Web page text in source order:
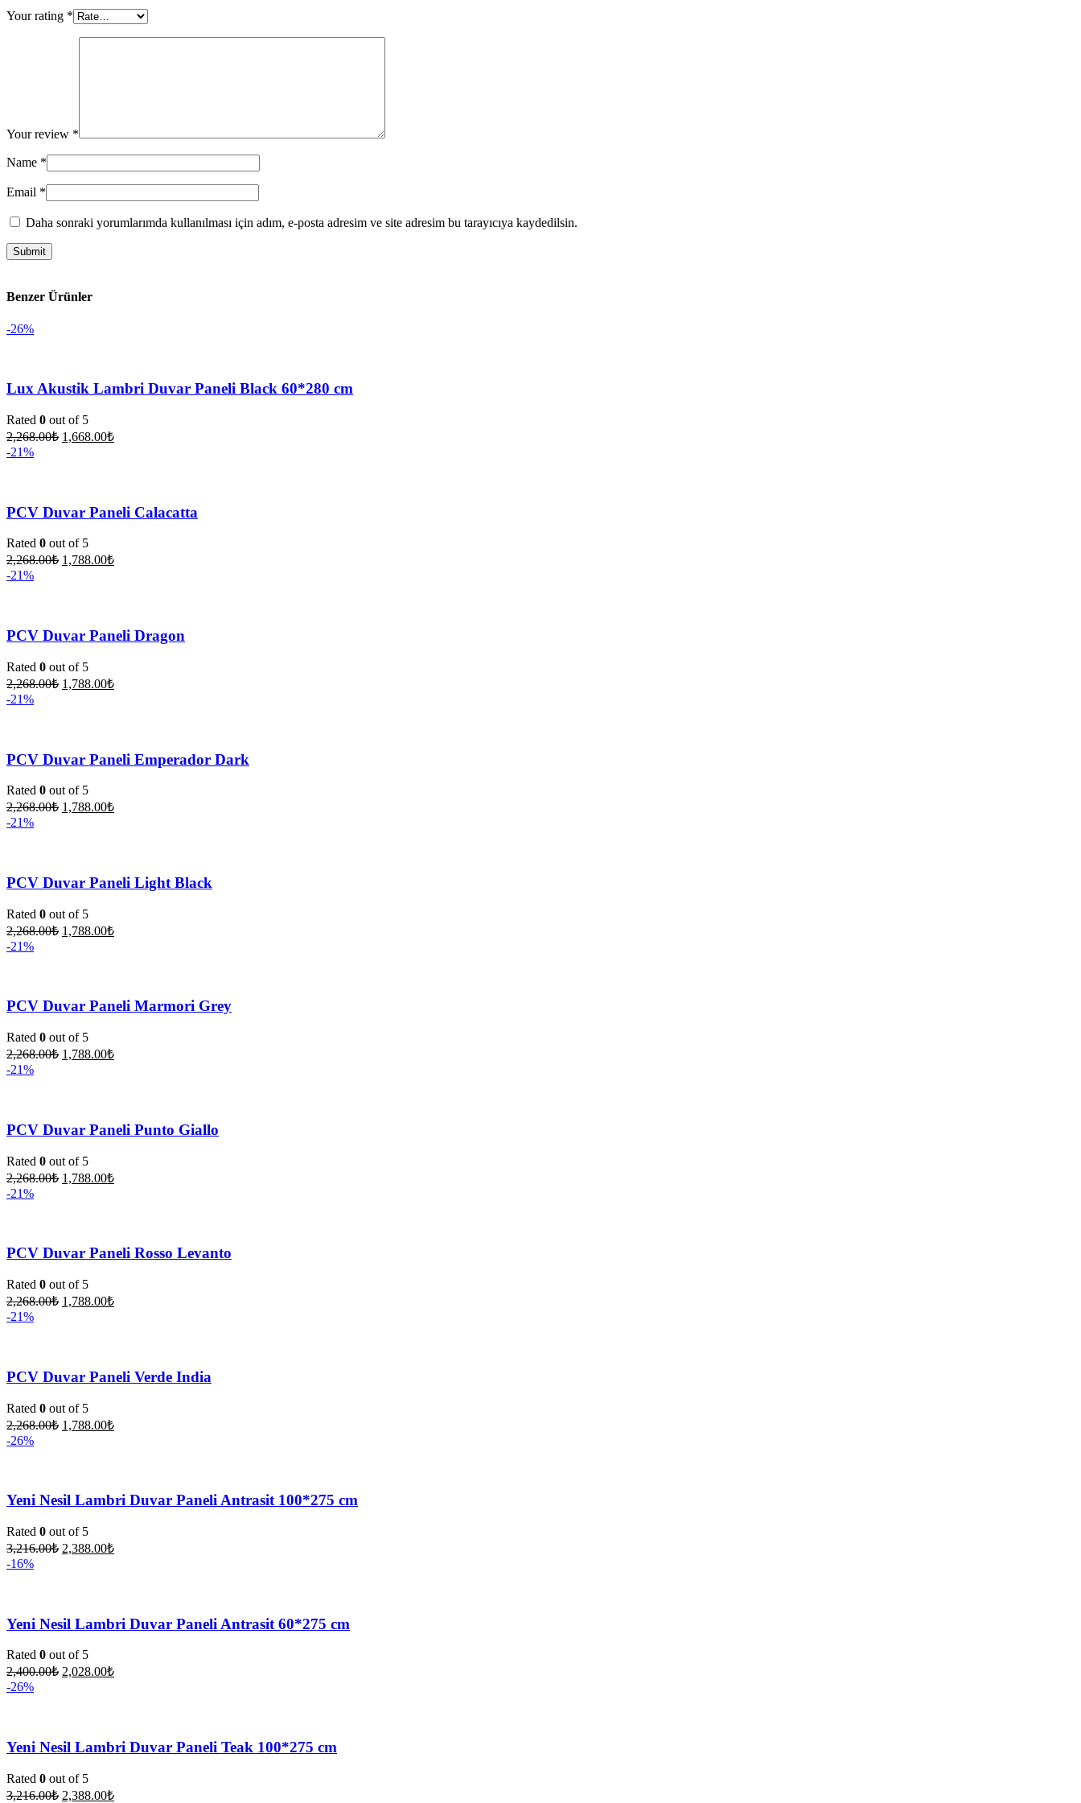
Your rating *
Your review *
Name *
Email *
Daha sonraki yorumlarımda kullanılması için adım, e-posta adresim ve site adresim bu tarayıcıya kaydedilsin.
Benzer Ürünler
-26%
Lux Akustik Lambri Duvar Paneli Black 60*280 cm
Rated 0 out of 5
2,268.00₺ 1,668.00₺
-21%
PCV Duvar Paneli Calacatta
Rated 0 out of 5
2,268.00₺ 1,788.00₺
-21%
PCV Duvar Paneli Dragon
Rated 0 out of 5
2,268.00₺ 1,788.00₺
-21%
PCV Duvar Paneli Emperador Dark
Rated 0 out of 5
2,268.00₺ 1,788.00₺
-21%
PCV Duvar Paneli Light Black
Rated 0 out of 5
2,268.00₺ 1,788.00₺
-21%
PCV Duvar Paneli Marmori Grey
Rated 0 out of 5
2,268.00₺ 1,788.00₺
-21%
PCV Duvar Paneli Punto Giallo
Rated 0 out of 5
2,268.00₺ 1,788.00₺
-21%
PCV Duvar Paneli Rosso Levanto
Rated 0 out of 5
2,268.00₺ 1,788.00₺
-21%
PCV Duvar Paneli Verde India
Rated 0 out of 5
2,268.00₺ 1,788.00₺
-26%
Yeni Nesil Lambri Duvar Paneli Antrasit 100*275 cm
Rated 0 out of 5
3,216.00₺ 2,388.00₺
-16%
Yeni Nesil Lambri Duvar Paneli Antrasit 60*275 cm
Rated 0 out of 5
2,400.00₺ 2,028.00₺
-26%
Yeni Nesil Lambri Duvar Paneli Teak 100*275 cm
Rated 0 out of 5
3,216.00₺ 2,388.00₺